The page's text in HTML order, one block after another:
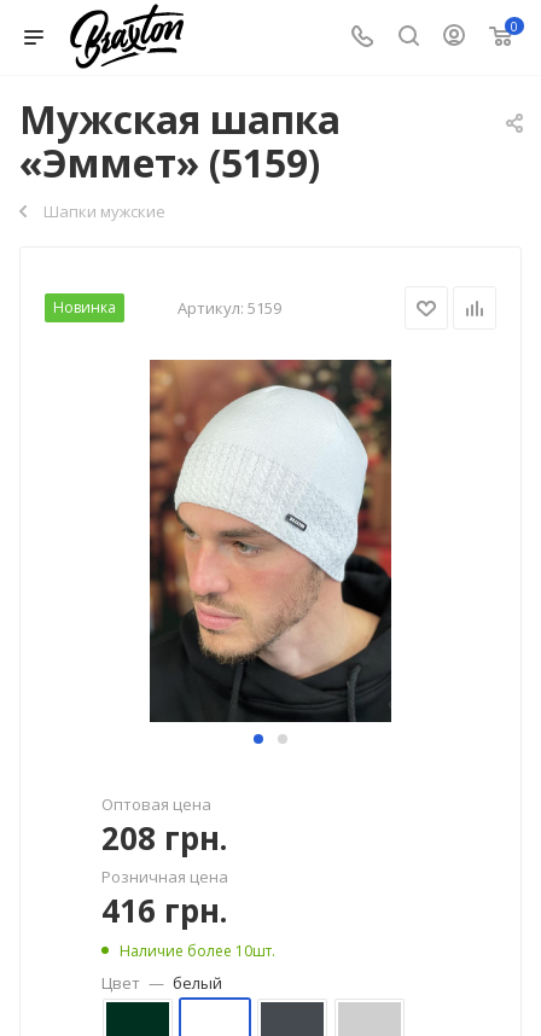
0
Мужская шапка
«Эммет» (5159)
Шапки мужские
Новинка Артикул: 5159
Оптовая цена
208 грн.
Розничная цена
416 грн.
Наличие более 10шт.
Цвет — белый